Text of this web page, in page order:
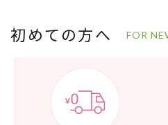
初めての方へ FOR